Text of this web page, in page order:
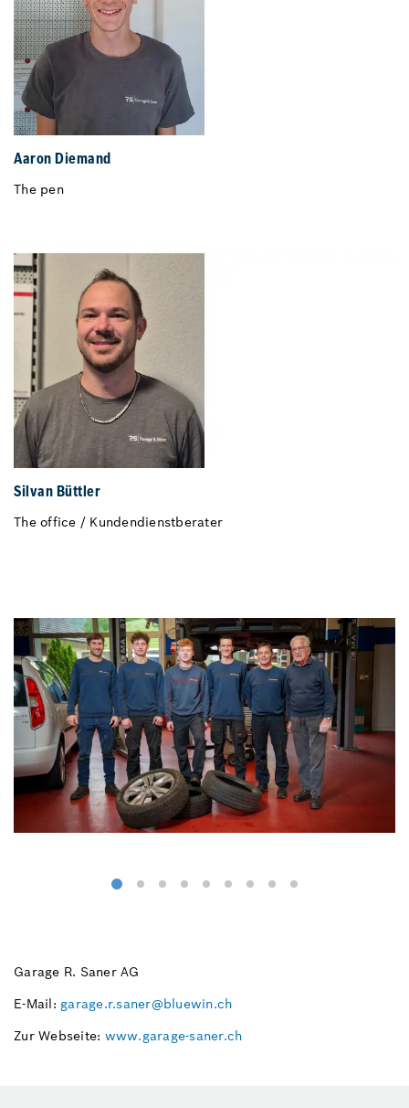
Aaron Diemand
The pen
Silvan Büttler
The office / Kundendienstberater
Garage R. Saner AG
E-Mail: garage.r.saner@bluewin.ch
Zur Webseite: www.garage-saner.ch